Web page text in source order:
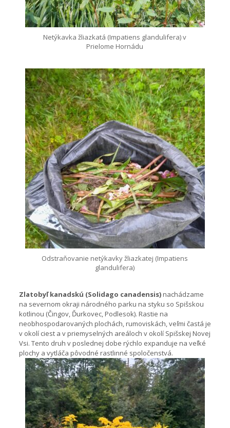
Netýkavka žliazkatá (Impatiens glandulifera) v
Prielome Hornádu
Odstraňovanie netýkavky žliazkatej (Impatiens
glandulifera)
Zlatobyľ kanadskú (Solidago canadensis)nachádzame
na severnom okraji národného parku na styku so Spišskou
kotlinou (Čingov, Ďurkovec, Podlesok). Rastie na
neobhospodarovaných plochách, rumoviskách, veľmi častá je
v okolí ciest a v priemyselných areáloch v okolí Spišskej Novej
Vsi. Tento druh v poslednej dobe rýchlo expanduje na veľké
plochy a vytláča pôvodné rastlinné spoločenstvá.